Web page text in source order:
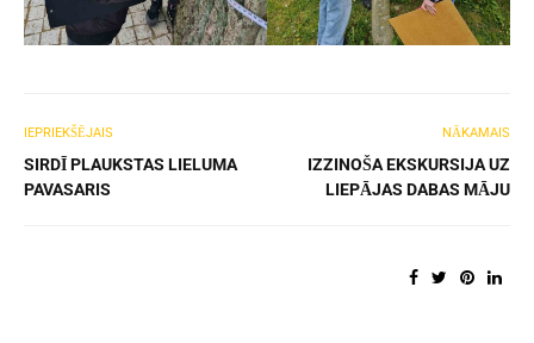
IEPRIEKŠĒJAIS
SIRDĪ PLAUKSTAS LIELUMA
PAVASARIS
NĀKAMAIS
IZZINOŠA EKSKURSIJA UZ
LIEPĀJAS DABAS MĀJU